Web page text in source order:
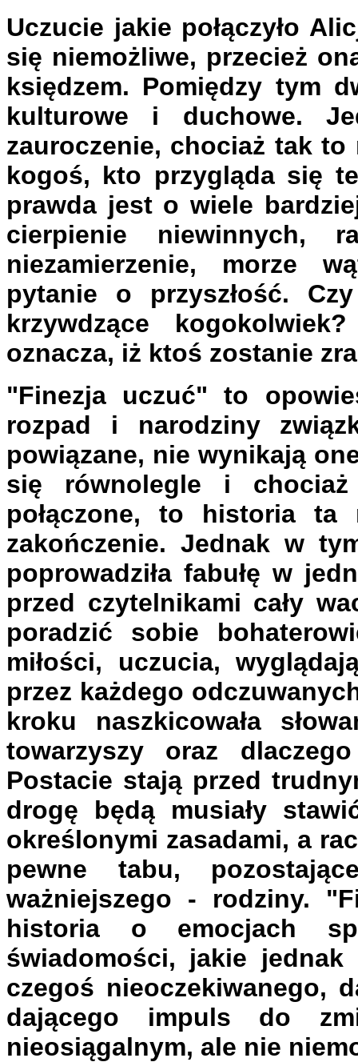
Uczucie jakie połączyło
się niemożliwe, przecież
księdzem. Pomiędzy tym
kulturowe i duchowe.
zauroczenie, chociaż tak to
kogoś, kto przygląda się
prawda jest o wiele
cierpienie niewinnych,
niezamierzenie, morze
pytanie o przyszłość.
krzywdzące
oznacza, iż ktoś zostanie
"Finezja uczuć" to
rozpad i narodziny
powiązane, nie wynikają
się równolegle i
połączone, to historia ta
zakończenie. Jednak w
poprowadziła fabułę w
przed czytelnikami cały
poradzić sobie
miłości, uczucia,
przez każdego
kroku naszkicowała
towarzyszy oraz
Postacie stają przed
drogę będą musiały
określonymi zasadami, a
pewne tabu,
ważniejszego - rodziny.
historia o emocjach
świadomości, jakie
czegoś nieoczekiwanego,
dającego impuls do
nieosiągalnym, ale nie